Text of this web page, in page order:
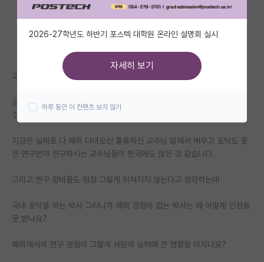
자유 게시판(아무개랩)
미국 유학 게시판
미국 대학원 합격 후기 게시판
대학원 합격 후기 게시판
연구실(PI) 홍보 게시판
석박사 채용 정보 게시판
임용 정보 게시판
학부 인턴 게시판
교수직도 그렇고 연구소도 그렇고
글들을 보면 앵간하면 해외 경험이 있어야지(말이 해외지 사실 미국경험 인
것 같습니다.) 정규직으로 채용이 되는 거 같은데
지금은 실제로 다 해외 다녀오신 훌륭하신 교수님 밑에서 배우고 포닥도 좋
은 연구분야 연구하시는 교수님들이 한국에도 많은 것 같습니다.
그리고 연구 장비들도 엄청 그렇게 뒤쳐지지 않는다고 생각하는데
국내 포닥을 하는 박사 그러니까 해외 경험이 없는 박사는 왜 이렇게 인정을
못 받나요?
해외에서의 연구 경험이 그렇게 사람의 능력에 큰 영향을 미치나요?
2026-27학년도 하반기 포스텍 대학원 온라인 설명회 실시
자세히 보기
하루 동안 이 컨텐츠 보지 않기